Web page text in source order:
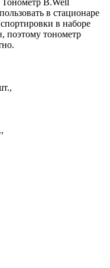
в стационаре
в наборе
поэтому тонометр